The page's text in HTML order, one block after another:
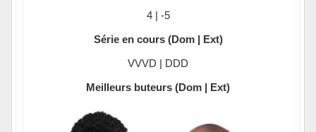
4 | -5
Série en cours (Dom | Ext)
VVVD | DDD
Meilleurs buteurs (Dom | Ext)